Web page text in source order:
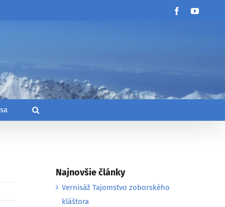
Facebook
Najnovšie články
Vernisáž Tajomstvo zoborského
kláštora